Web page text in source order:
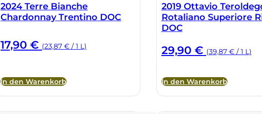
2024 Terre Bianche
Chardonnay Trentino DOC
17,90€ (23,87 € / 1 L)
In den Warenkorb
2019 Ottavio
Rotaliano Superiore
DOC
29,90 € (39,87 € / 1 L)
In den Warenkorb